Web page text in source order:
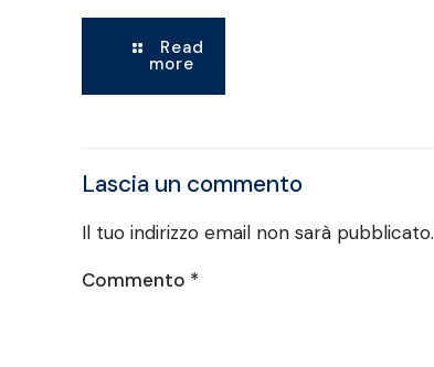
Read
more
Lascia un commento
Il tuo indirizzo email non sarà pubblicato.
Commento *